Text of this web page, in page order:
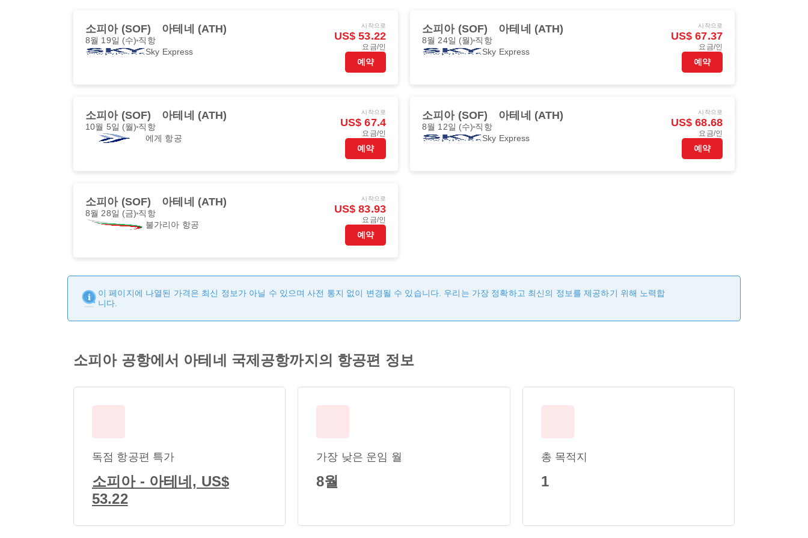
소피아 (SOF) 아테네 (ATH)
8월 19일 (수) 직항
Sky Express
시작으로
US$ 53.22
요금/인
예약
소피아 (SOF) 아테네 (ATH)
8월 24일 (월) 직항
Sky Express
시작으로
US$ 67.37
요금/인
예약
소피아 (SOF) 아테네 (ATH)
10월 5일 (월) 직항
에게 항공
시작으로
US$ 67.4
요금/인
예약
소피아 (SOF) 아테네 (ATH)
8월 12일 (수) 직항
Sky Express
시작으로
US$ 68.68
요금/인
예약
소피아 (SOF) 아테네 (ATH)
8월 28일 (금) 직항
불가리아 항공
시작으로
US$ 83.93
요금/인
예약
이 페이지에 나열된 가격은 최신 정보가 아닐 수 있으며 사전 통지 없이 변경될 수 있습니다. 우리는 가장 정확하고 최신의 정보를 제공하기 위해 노력합
니다.
소피아 공항에서 아테네 국제공항까지의 항공편 정보
독점 항공편 특가
소피아 - 아테네, US$
53.22
가장 낮은 운임 월
8월
총 목적지
1